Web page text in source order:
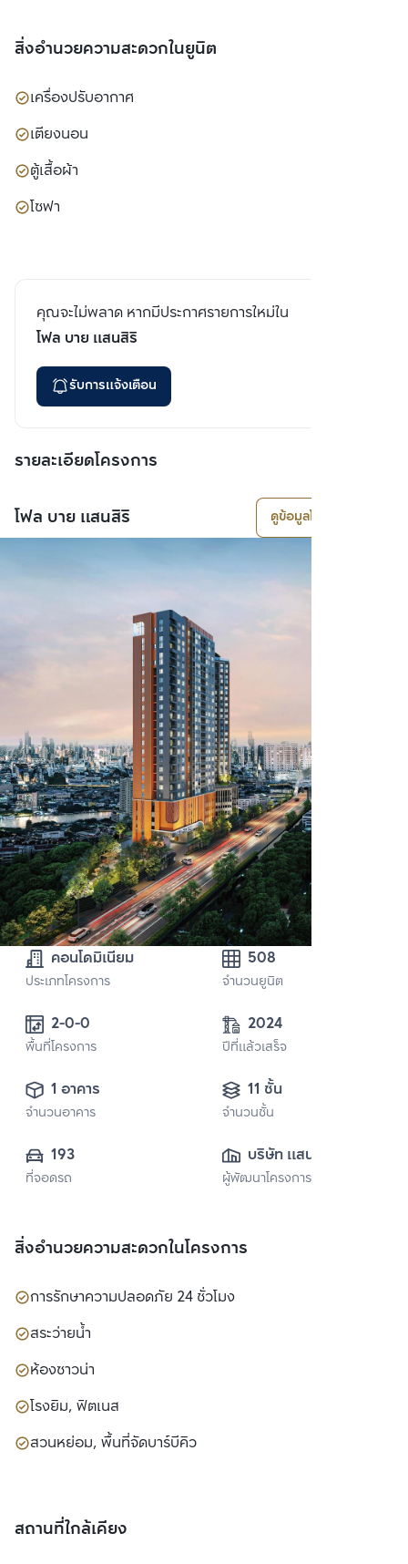
สิ่งอำนวยความสะดวกในยูนิต
เครื่องปรับอากาศ
เตียงนอน
ตู้เสื้อผ้า
โซฟา
คุณจะไม่พลาด หากมีประกาศรายการใหม่ใน
โฟล บาย แสนสิริ
รับการแจ้งเตือน
รายละเอียดโครงการ
โฟล บาย แสนสิริ ดูข้อมูลโครงการ
คอนโดมิเนียม
ประเภทโครงการ
508
จำนวนยูนิต
2-0-0
พื้นที่โครงการ
2024
ปีที่แล้วเสร็จ
1 อาคาร
จำนวนอาคาร
11 ชั้น
จำนวนชั้น
193
ที่จอดรถ
บริษัท แสนสิริ
จำกัด (มหาชน)
ผู้พัฒนาโครงการ
สิ่งอำนวยความสะดวกในโครงการ
การรักษาความปลอดภัย 24 ชั่วโมง
สระว่ายน้ำ
ห้องซาวน่า
โรงยิม, ฟิตเนส
สวนหย่อม, พื้นที่จัดบาร์บีคิว
สถานที่ใกล้เคียง